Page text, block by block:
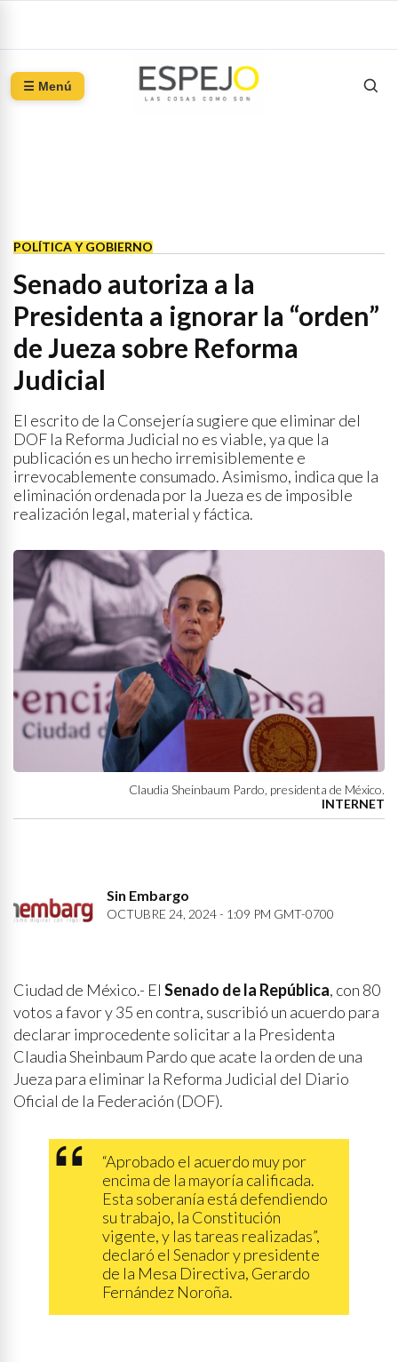
☰ Menú
POLÍTICA Y GOBIERNO
Senado autoriza a la
Presidenta a ignorar la “orden”
de Jueza sobre Reforma
Judicial
El escrito de la Consejería sugiere que eliminar del
DOF la Reforma Judicial no es viable, ya que la
publicación es un hecho irremisiblemente e
irrevocablemente consumado. Asimismo, indica que la
eliminación ordenada por la Jueza es de imposible
realización legal, material y fáctica.
Claudia Sheinbaum Pardo, presidenta de México.
INTERNET
Sin Embargo
OCTUBRE 24, 2024 - 1:09 PM GMT-0700
Ciudad de México.- El Senado de la República, con 80
votos a favor y 35 en contra, suscribió un acuerdo para
declarar improcedente solicitar a la Presidenta
Claudia Sheinbaum Pardo que acate la orden de una
Jueza para eliminar la Reforma Judicial del Diario
Oficial de la Federación (DOF).
“Aprobado el acuerdo muy por
encima de la mayoría calificada.
Esta soberanía está defendiendo
su trabajo, la Constitución
vigente, y las tareas realizadas”,
declaró el Senador y presidente
de la Mesa Directiva, Gerardo
Fernández Noroña.